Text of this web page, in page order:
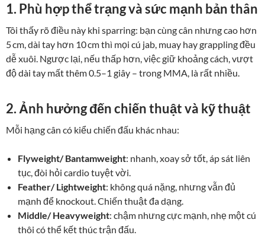
1. Phù hợp thể trạng và sức mạnh bản thân
Tôi thấy rõ điều này khi sparring: bạn cùng cân nhưng cao hơn
5 cm, dài tay hơn 10 cm thì mọi cú jab, muay hay grappling đều
dễ xuôi. Ngược lại, nếu thấp hơn, việc giữ khoảng cách, vượt
độ dài tay mất thêm 0.5–1 giây – trong MMA, là rất nhiều.
2. Ảnh hưởng đến chiến thuật và kỹ thuật
Mỗi hạng cân có kiểu chiến đấu khác nhau:
Flyweight/ Bantamweight: nhanh, xoay sở tốt, áp sát liên
tục, đòi hỏi cardio tuyệt vời.
Feather/ Lightweight: không quá nặng, nhưng vẫn đủ
mạnh để knockout. Chiến thuật đa dạng.
Middle/ Heavyweight: chậm nhưng cực mạnh, nhẹ một cú
thôi có thể kết thúc trận đấu.